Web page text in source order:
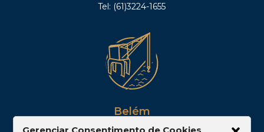
Tel: (61)3224-1655
Belém
Av. Visconde de Souza Franco, 05, Sala 2102 –